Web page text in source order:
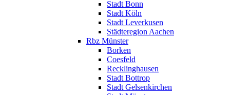
Stadt Bonn
Stadt Köln
Stadt Leverkusen
Städteregion Aachen
Rbz Münster
Borken
Coesfeld
Recklinghausen
Stadt Bottrop
Stadt Gelsenkirchen